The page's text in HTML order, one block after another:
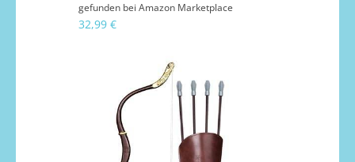
gefunden bei Amazon Marketplace
32,99 €